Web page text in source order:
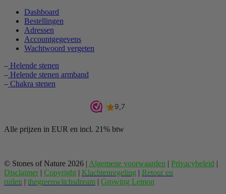
Dashboard
Bestellingen
Adressen
Accountgegevens
Wachtwoord vergeten
– Helende stenen
– Helende stenen armband
– Chakra stenen
Alle prijzen in EUR en incl. 21% btw
© Stones of Nature 2026 | Algemene voorwaarden | Privacybeleid |
Disclaimer | Copyright | Klachtenregeling | Retour en
ruilen | thegreenwitchsdream | Growing Lemon